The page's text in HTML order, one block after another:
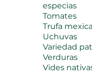
especias
Tomates
Trufa
Uchuvas
Variedad
Verduras
Vides